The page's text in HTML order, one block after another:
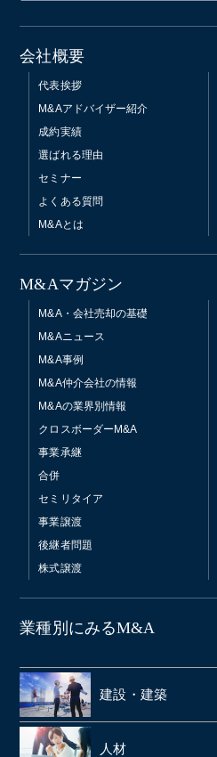
会社概要
代表挨拶
M&Aアドバイザー紹介
成約実績
選ばれる理由
セミナー
よくある質問
M&Aとは
M&Aマガジン
M&A・会社売却の基礎
M&Aニュース
M&A事例
M&A仲介会社の情報
M&Aの業界別情報
クロスボーダーM&A
事業承継
合併
セミリタイア
事業譲渡
後継者問題
株式譲渡
業種別にみるM&A
建設・建築
電気工事・管工事
人材